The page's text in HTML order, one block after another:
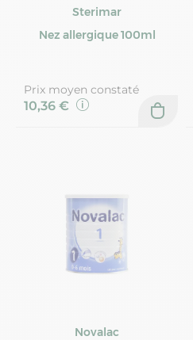
Sterimar
Nez allergique 100ml
Prix moyen constaté
10,36 €
Novalac